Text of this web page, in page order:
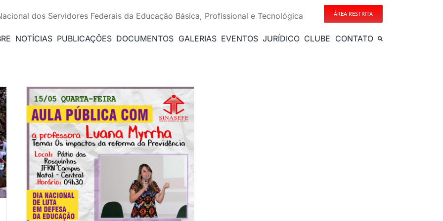
dos Servidores Federais da Educação Básica, Profissional e Tecnológica ÁREA RESTRITA
NOTÍCIAS PUBLICAÇÕES DOCUMENTOS GALERIAS EVENTOS JURÍDICO CLUBE CONTATO